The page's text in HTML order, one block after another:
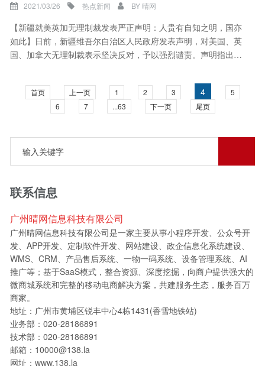
2021/03/26 热点新闻 BY晴网
【新疆就美英加无理制裁发表严正声明：人贵有自知之明，国亦
如此】日前，新疆维吾尔自治区人民政府发表声明，对美国、英
国、加拿大无理制裁表示坚决反对，予以强烈谴责。声明指出：
辄挥舞人权大棒干涉别国内政？新疆所做一切坦坦荡荡光明正
大，经得起历史的检验。任何外部势力都干扰不了新疆的和谐稳
定、阻挡不了新疆各民族的团结进步、抹杀不了新疆人权进步的
果、自取其辱，注定会遭到可耻失败。全文
首页 上一页 1 2 3 4
5
6
7 ...63 下一页 尾页
联系信息
广州晴网信息科技有限公司
广州晴网信息科技有限公司是一家主要从事小程序开发、公众号开
发、APP开发、定制软件开发、网站建设、政企信息化系统建设、
WMS、CRM、产品售后系统、一物一码系统、设备管理系统、AI
推广等；基于SaaS模式，整合资源、深度挖掘，向商户提供强大的
微商城系统和完整的移动电商解决方案，共建服务生态，服务百万
商家。
地址：广州市黄埔区锐丰中心4栋1431(香雪地铁站)
业务部：020-28186891
技术部：020-28186891
邮箱：10000@138.la
网址：www.138.la